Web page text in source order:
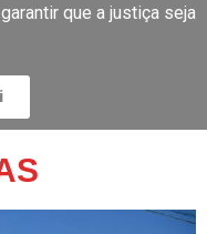
que a justiça seja